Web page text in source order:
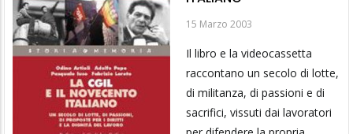
15 Marzo 2003
Il libro e la videocassetta
raccontano un secolo di lotte,
di militanza, di passioni e di
sacrifici, vissuti dai lavoratori